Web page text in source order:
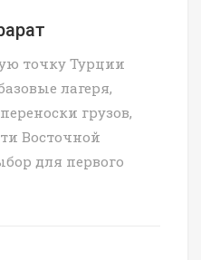
точку Турции
лагеря,
грузов,
Восточной
для первого